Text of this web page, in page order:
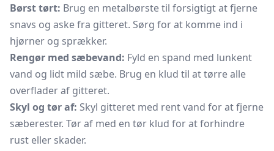
Børst tørt: Brug en metalbørste til forsigtigt at fjerne
snavs og aske fra gitteret. Sørg for at komme ind i
hjørner og sprækker.
Rengør med sæbevand: Fyld en spand med lunkent
vand og lidt mild sæbe. Brug en klud til at tørre alle
overflader af gitteret.
Skyl og tør af: Skyl gitteret med rent vand for at fjerne
sæberester. Tør af med en tør klud for at forhindre
rust eller skader.